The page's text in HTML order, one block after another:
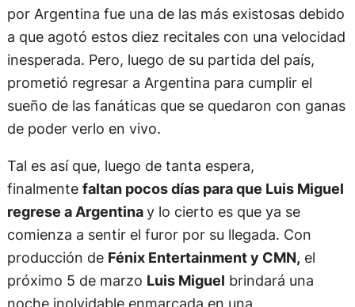
por Argentina fue una de las más existosas debido
a que agotó estos diez recitales con una velocidad
inesperada. Pero, luego de su partida del país,
prometió regresar a Argentina para cumplir el
sueño de las fanáticas que se quedaron con ganas
de poder verlo en vivo.
Tal es así que, luego de tanta espera,
finalmente faltan pocos días para que Luis Miguel
regrese a Argentinay lo cierto es que ya se
comienza a sentir el furor por su llegada. Con
producción de Fénix Entertainment y CMN, el
próximo 5 de marzo Luis Miguel brindará una
noche inolvidable enmarcada en una